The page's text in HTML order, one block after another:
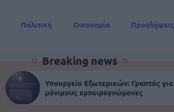
Πολιτική Οικονομία Προσλήψεις
Breaking news
Υπουργείο Εξωτερικών: Γραπτός για
μόνιμους εμπειρογνώμονες